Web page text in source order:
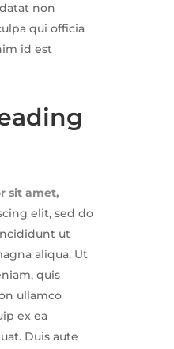
non
qui officia
id est
sit amet,
elit, sed do
ut
aliqua. Ut
quis
ullamco
ex ea
Duis aute